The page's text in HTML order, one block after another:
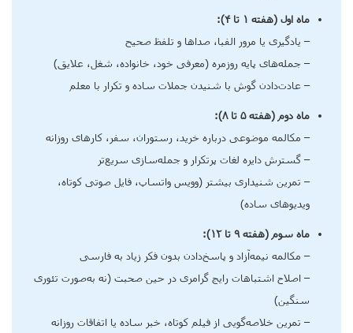
ماه اول (هفته ۱ تا ۴):
– یادگیری یا مرور الفبا، صداها و تلفظ صحیح
– جمله‌های پایه روزمره (معرفی خود، خانواده، شغل، علایق)
– عادت‌دادن گوش با شنیدن جملات ساده و تکرار با معلم
ماه دوم (هفته ۵ تا ۸):
– مکالمه موضوعی درباره خرید، رستوران، سفر، کارهای روزانه
– گسترش دایره لغات پرتکرار و جمله‌سازی سریع‌تر
– تمرین شنیداری بیشتر (وویس واتساپ، فایل صوتی کوتاه،
ویدیوهای ساده)
ماه سوم (هفته ۹ تا ۱۲):
– مکالمه نیمه‌آزاد و پاسخ‌دادن بدون فکر زیاد به فارسی
– اصلاح اشتباهات رایج گرامری در حین صحبت (نه به‌صورت تئوری
سنگین)
– تمرین خلاصه‌گویی از فیلم کوتاه، خبر ساده یا اتفاقات روزانه